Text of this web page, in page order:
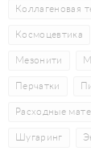
Коллагеновая
Космоцевтика
Мезонити
Перчатки
Расходные
Шугаринг